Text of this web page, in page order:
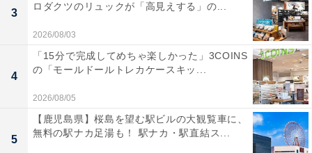
3
ロダクツのリュックが「高見えする」の...
2026/08/03
4
「15分で完成してめちゃ楽しかった」3COINS
の「モールドールトレカケースキッ...
2026/08/05
5
【鹿児島県】桜島を望む駅ビルの大観覧車に、
無料の駅ナカ足湯も！ 駅ナカ・駅直結ス...